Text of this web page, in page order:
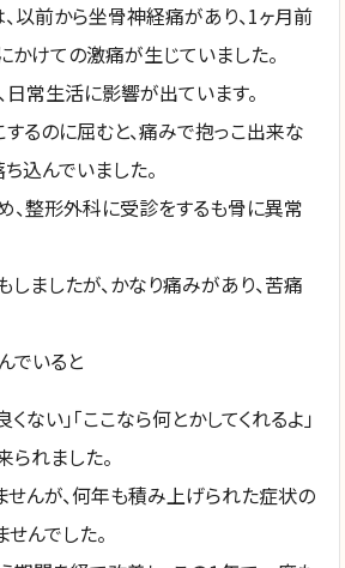
以前から坐骨神経痛があり、1ヶ月前
かけての激痛が生じていました。
日常生活に影響が出ています。
るのに屈むと、痛みで抱っこ出来な
込んでいました。
、整形外科に受診をするも骨に異常
ましたが、かなり痛みがあり、苦痛
でいると
ない」「ここなら何とかしてくれるよ」
られました。
せんが、何年も積み上げられた症状の
んでした。